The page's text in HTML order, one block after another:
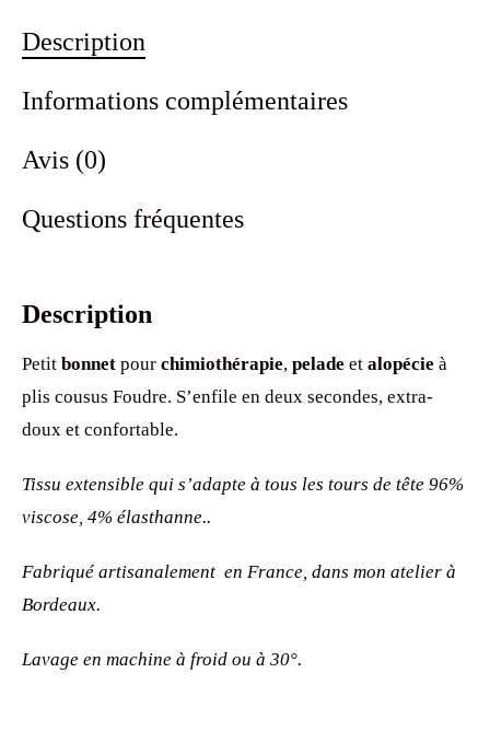
Description
Informations complémentaires
Avis (0)
Questions fréquentes
Description
Petit bonnet pour chimiothérapie, pelade et alopécie à
plis cousus Foudre. S’enfile en deux secondes, extra-
doux et confortable.
Tissu extensible qui s’adapte à tous les tours de tête 96%
viscose, 4% élasthanne..
Fabriqué artisanalement en France, dans mon atelier à
Bordeaux.
Lavage en machine à froid ou à 30°.